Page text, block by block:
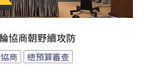
協商朝野續攻防
商 總預算審查